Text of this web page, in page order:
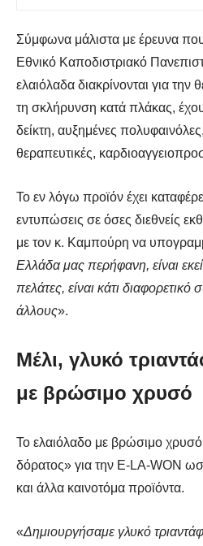
Σύμφωνα μάλιστα με έρευνα που
Εθνικό Καποδιστριακό
ελαιόλαδα διακρίνονται για την
τη σκλήρυνση κατά πλάκας,
δείκτη, αυξημένες πολυφαινόλες,
θεραπευτικές,
Το εν λόγω προϊόν έχει
εντυπώσεις σε όσες διεθνείς
με τον κ. Καμπούρη να
Ελλάδα μας περήφανη, είναι
πελάτες, είναι κάτι διαφορετικό
άλλους».
Μέλι, γλυκό
με βρώσιμο χρυσό
Το ελαιόλαδο με βρώσιμο χρυσό
δόρατος» για την Ε-LA-WON
και άλλα καινοτόμα προϊόντα.
«Δημιουργήσαμε γλυκό